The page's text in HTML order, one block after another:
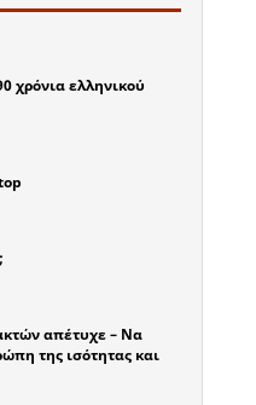
χρόνια ελληνικού
απέτυχε – Να
της ισότητας και